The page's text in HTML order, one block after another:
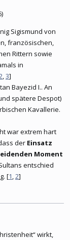
Sigismund von
französischen,
Rittern sowie
in
,3]
Bayezid I.. An
spätere Despot)
Kavallerie.
war extrem hart
der Einsatz
Moment
entschied
[1,2]
wirkt,